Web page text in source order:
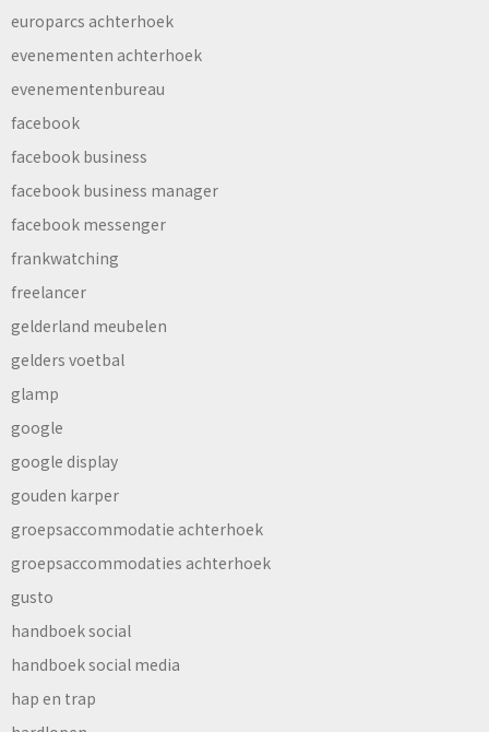
europarcs achterhoek
evenementen achterhoek
evenementenbureau
facebook
facebook business
facebook business manager
facebook messenger
frankwatching
freelancer
gelderland meubelen
gelders voetbal
glamp
google
google display
gouden karper
groepsaccommodatie achterhoek
groepsaccommodaties achterhoek
gusto
handboek social
handboek social media
hap en trap